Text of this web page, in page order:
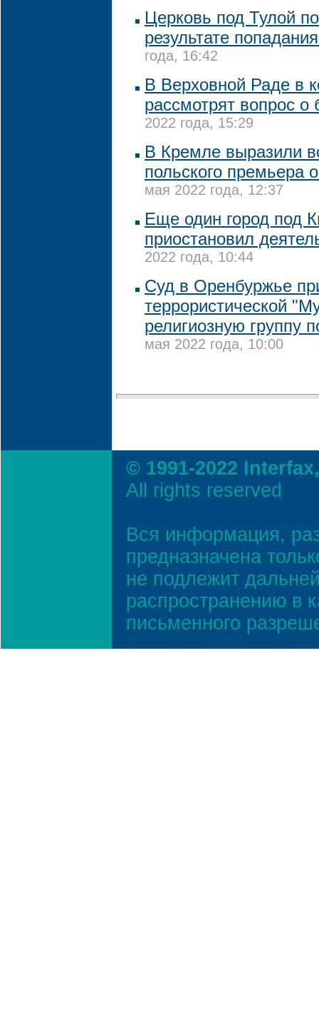
Церковь под Тулой
результате
года, 16:42
В Верховной Раде в
рассмотрят вопрос
2022 года, 15:29
В Кремле выразили
польского премьера
мая 2022 года, 12:37
Еще один город под
приостановил
2022 года, 10:44
Суд в Оренбуржье
террористической
религиозную группу
мая 2022 года, 10:00
© 1991-2022
All rights reserved
Вся информация,
предназначена
не подлежит
распространению в
письменного